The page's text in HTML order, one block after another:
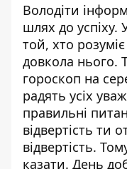
Володіти
шлях до успіху.
той, хто
довкола нього.
гороскоп на
радять усіх
правильні
відвертість ти
відвертість.
казати. День